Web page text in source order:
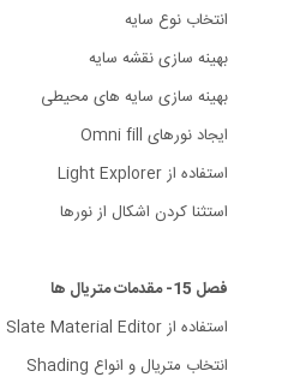
انتخاب نوع سایه
بهینه سازی نقشه سایه
بهینه سازی سایه های محیطی
ایجاد نورهای Omni fill
استفاده از Light Explorer
استثنا کردن اشکال از نورها
فصل 15- مقدمات متریال ها
استفاده از Slate Material Editor
انتخاب متریال و انواع Shading